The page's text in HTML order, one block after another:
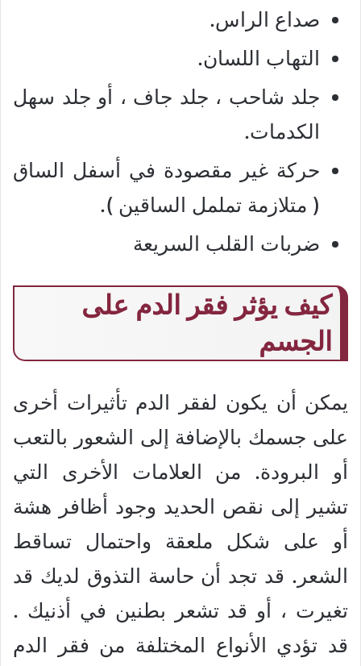
صداع الراس.
التهاب اللسان.
جلد شاحب ، جلد جاف ، أو جلد سهل
الكدمات.
حركة غير مقصودة في أسفل الساق
( متلازمة تململ الساقين ).
ضربات القلب السريعة
كيف يؤثر فقر الدم على
الجسم
يمكن أن يكون لفقر الدم تأثيرات أخرى
على جسمك بالإضافة إلى الشعور بالتعب
أو البرودة. من العلامات الأخرى التي
تشير إلى نقص الحديد وجود أظافر هشة
أو على شكل ملعقة واحتمال تساقط
الشعر. قد تجد أن حاسة التذوق لديك قد
تغيرت ، أو قد تشعر بطنين في أذنيك .
قد تؤدي الأنواع المختلفة من فقر الدم